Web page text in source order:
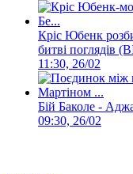
Кріс Юбенк
битві поглядів
11:30, 26/02
Бій Баколе -
09:30, 26/02